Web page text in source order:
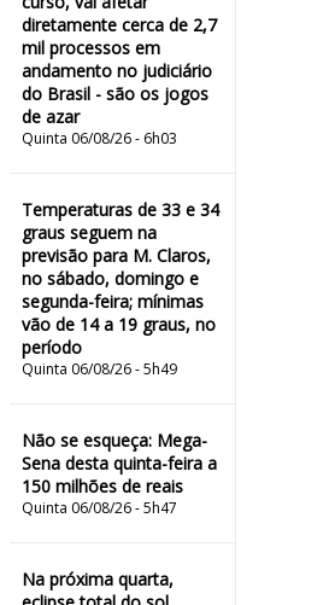
diretamente cerca de 2,7
mil processos em
andamento no judiciário
do Brasil - são os jogos
de azar
Quinta 06/08/26 - 6h03
Temperaturas de 33 e 34
graus seguem na
previsão para M. Claros,
no sábado, domingo e
segunda-feira; mínimas
vão de 14 a 19 graus, no
período
Quinta 06/08/26 - 5h49
Não se esqueça: Mega-
Sena desta quinta-feira a
150 milhões de reais
Quinta 06/08/26 - 5h47
Na próxima quarta,